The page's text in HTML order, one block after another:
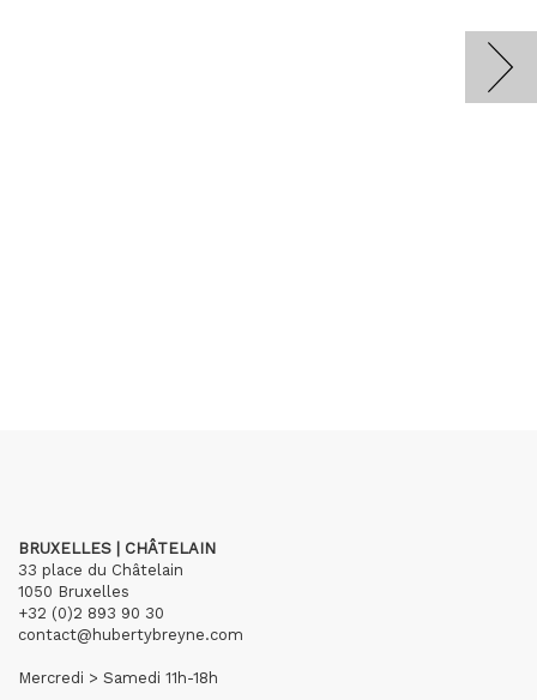
BRUXELLES | CHÂTELAIN
33 place du Châtelain
1050 Bruxelles
+32 (0)2 893 90 30
contact@hubertybreyne.com
Mercredi > Samedi 11h-18h